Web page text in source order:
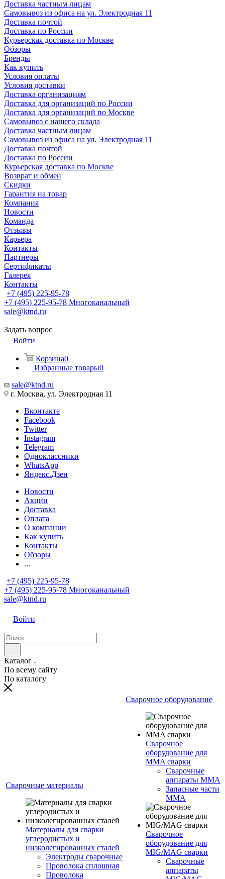
Доставка частным лицам
Самовывоз из офиса на ул. Электродная 11
Доставка почтой
Доставка по России
Курьерская доставка по Москве
Обзоры
Бренды
Как купить
Условия оплаты
Условия доставки
Доставка организациям
Доставка для организаций по России
Доставка для организаций по Москве
Самовывоз с нашего склада
Доставка частным лицам
Самовывоз из офиса на ул. Электродная 11
Доставка почтой
Доставка по России
Курьерская доставка по Москве
Возврат и обмен
Скидки
Гарантия на товар
Компания
Новости
Команда
Отзывы
Карьера
Контакты
Партнеры
Сертификаты
Галерея
Контакты
+7 (495) 225-95-78
+7 (495) 225-95-78 Многоканальный
sale@ktnd.ru
Задать вопрос
Войти
Корзина0
Избранные товары0
sale@ktnd.ru
г. Москва, ул. Электродная 11
Вконтакте
Facebook
Twitter
Instagram
Telegram
Одноклассники
WhatsApp
Яндекс.Дзен
Новости
Акции
Доставка
Оплата
О компании
Как купить
Контакты
Обзоры
...
+7 (495) 225-95-78
+7 (495) 225-95-78 Многоканальный
sale@ktnd.ru
Войти
Каталог
По всему сайту
По каталогу
Сварочные материалы
Материалы для сварки
углеродистых и
низколегированных сталей
Электроды сварочные
Проволока сплошная
Проволока
Сварочное оборудование
Сварочное
оборудование для
MMA сварки
Сварочные
аппараты MMA
Запасные части
MMA
Сварочное
оборудование для
MIG/MAG сварки
Сварочные
аппараты